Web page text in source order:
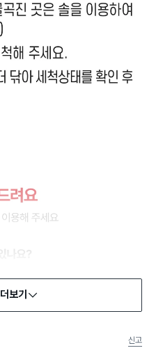
서 정한 규격에 따라 제조되어 식품 또
있는 식품용기구라는 표시입니다.
보기
신고